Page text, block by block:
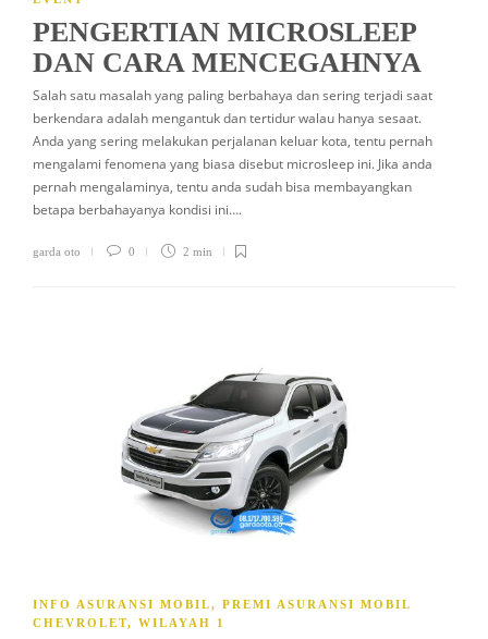
PENGERTIAN MICROSLEEP
DAN CARA MENCEGAHNYA
Salah satu masalah yang paling berbahaya dan sering terjadi saat
berkendara adalah mengantuk dan tertidur walau hanya sesaat.
Anda yang sering melakukan perjalanan keluar kota, tentu pernah
mengalami fenomena yang biasa disebut microsleep ini. Jika anda
pernah mengalaminya, tentu anda sudah bisa membayangkan
betapa berbahayanya kondisi ini….
garda oto 0 2 min
INFO ASURANSI MOBIL, PREMI ASURANSI MOBIL
CHEVROLET, WILAYAH 1